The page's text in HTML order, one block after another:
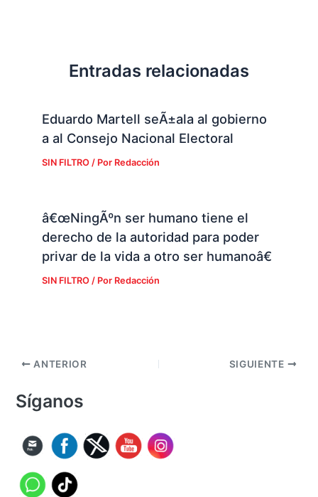
Entradas relacionadas
Eduardo Martell seÃ±ala al gobierno
a al Consejo Nacional Electoral
SIN FILTRO/ Por Redacción
â€œNingÃºn ser humano tiene el
derecho de la autoridad para poder
privar de la vida a otro ser humanoâ€
SIN FILTRO/ Por Redacción
ANTERIOR SIGUIENTE
Síganos